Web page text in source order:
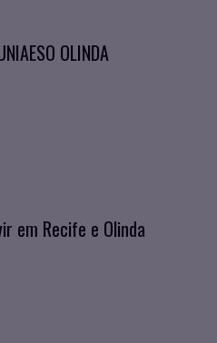
OLINDA
em Recife e Olinda